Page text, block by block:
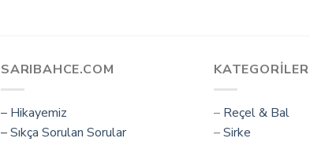
SARIBAHCE.COM
– Hikayemiz
– Sıkça Sorulan Sorular
KATEGORILER
– Reçel & Bal
–Sirke